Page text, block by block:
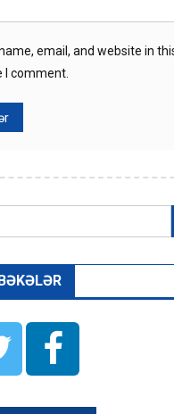
email, and website in
I comment.